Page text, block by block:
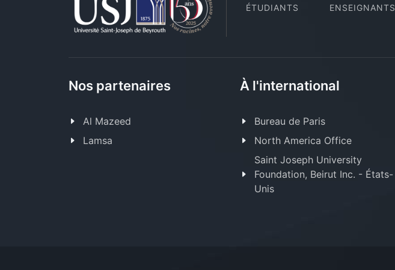
ÉTUDIANTS ENSEIGNANTS
Nos partenaires
Al Mazeed
Lamsa
À l'international
Bureau de Paris
North America Office
Saint Joseph University
Foundation, Beirut Inc. - États-
Unis